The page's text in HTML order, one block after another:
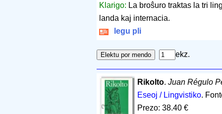
Klarigo: La broŝuro traktas la tri
landa kaj internacia.
legu pli
ekz.
Rikolto. Juan Régulo
Eseoj / Lingvistiko.
Prezo: 38.40 €